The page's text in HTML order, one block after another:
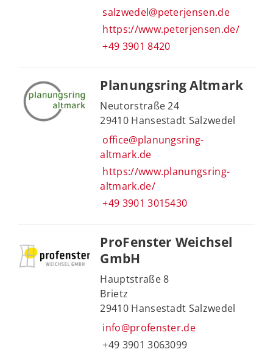
salzwedel@peterjensen.de
https://www.peterjensen.de/
+49 3901 8420
Planungsring Altmark
Neutorstraße 24
29410 Hansestadt Salzwedel
office@planungsring-
altmark.de
https://www.planungsring-
altmark.de/
+49 3901 3015430
ProFenster Weichsel
GmbH
Hauptstraße 8
Brietz
29410 Hansestadt Salzwedel
info@profenster.de
+49 3901 3063099